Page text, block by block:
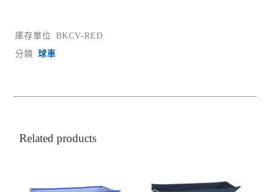
庫存單位
BKCV-RED
分類
球車
Related products